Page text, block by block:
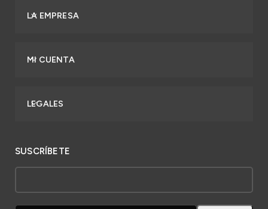
LA EMPRESA
MI CUENTA
LEGALES
SUSCRÍBETE